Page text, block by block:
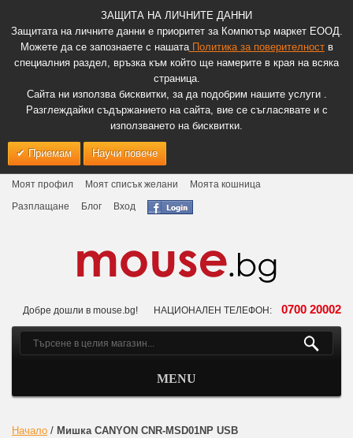
ЗАЩИТА НА ЛИЧНИТЕ ДАННИ
Защитата на личните данни е приоритет за Компютър маркет ЕООД.
Можете да се запознаете с нашатаПолитика за поверителноств
специалния раздел, връзка към който ще намерите в края на всяка
страница.
Сайта ни използва бисквитки, за да подобрим нашите услуги .
Разглеждайки съдържанието на сайта, вие се съгласявате и с
използването на бисквитки.
Приемам Научи повече
Моят профил Моят списък желани
Моята кошница
Разплащане
Блог Вход
Добре дошли в mouse.bg! НАЦИОНАЛЕН ТЕЛЕФОН: 0700 20002
MENU
Начало / Мишка CANYON CNR-MSD01NP USB